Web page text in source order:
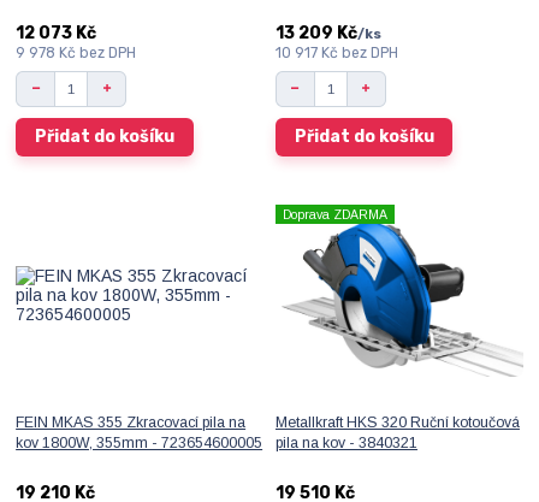
12 073 Kč
9 978 Kčbez DPH
Přidat do košíku
13 209 Kč/ks
10 917 Kč bez DPH
Přidat do košíku
FEIN MKAS 355 Zkracovací pila na
kov 1800W, 355mm - 723654600005
19 210 Kč
Doprava ZDARMA
Metallkraft HKS 320 Ruční kotoučová
pila na kov - 3840321
19 510 Kč